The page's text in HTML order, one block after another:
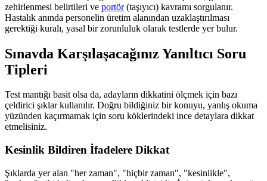
zehirlenmesi belirtileri ve portör(taşıyıcı) kavramı sorgulanır.
Hastalık anında personelin üretim alanından uzaklaştırılması
gerektiği kuralı, yasal bir zorunluluk olarak testlerde yer bulur.
Sınavda Karşılaşacağınız Yanıltıcı Soru
Tipleri
Test mantığı basit olsa da, adayların dikkatini ölçmek için bazı
çeldirici şıklar kullanılır. Doğru bildiğiniz bir konuyu, yanlış okuma
yüzünden kaçırmamak için soru köklerindeki ince detaylara dikkat
etmelisiniz.
Kesinlik Bildiren İfadelere Dikkat
Şıklarda yer alan "her zaman", "hiçbir zaman", "kesinlikle",